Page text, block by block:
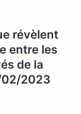
révèlent
entre les
de la
02/2023